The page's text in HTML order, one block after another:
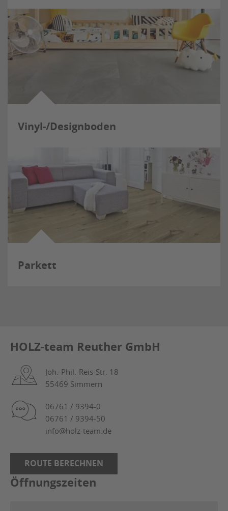
Vinyl-/Designboden
Parkett
HOLZ-team Reuther GmbH
Joh.-Phil.-Reis-Str. 18
55469 Simmern
06761 / 9394-0
06761 / 9394-50
info@holz-team.de
ROUTE BERECHNEN
Öffnungszeiten